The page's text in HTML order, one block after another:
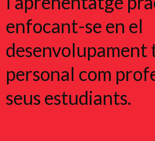
enfocant-se en el
desenvolupament
personal com
seus estudiants.